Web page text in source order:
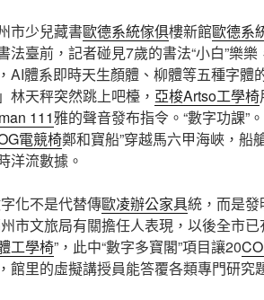
市少兒藏書歐德系統傢俱樓新館歐德系
法臺前，記者碰見7歲的書法“小白”樂
AI體系即時天生顏體、柳體等五種字體
林天秤突然跳上吧檯， 亞梭Artso工學椅
111雅的聲音發布指令。“數字功課”
電競椅鄭和寶船”穿越馬六甲海峽，船
洋流數據。
化不是代替傳歐凌辦公家具統，而是
市文旅局有關擔任人表現，以後全市
工學椅”，此中“數字多寶閣”項目讓20
館里的虛擬講授員能答覆各類專門研究